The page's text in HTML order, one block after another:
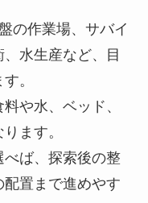
の作業場、サバイ
水生産など、目
。
や水、ベッド、
ます。
ば、探索後の整
置まで進めやす